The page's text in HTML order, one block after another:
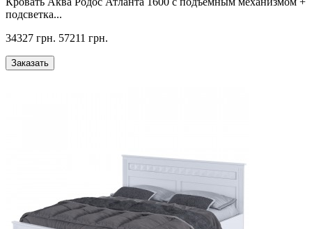
подсветка...
34327 грн. 57211 грн.
Заказать